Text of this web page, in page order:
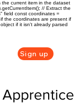
the current item in the dataset
// Extract the
field const coordinates =
the coordinates are present if
if it isn't already parsed
Sign up